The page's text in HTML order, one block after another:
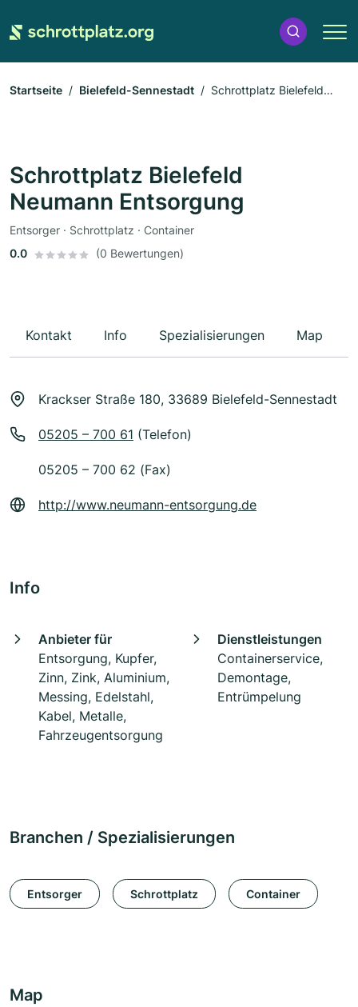
Startseite Bielefeld-Sennestadt
Schrottplatz Bielefeld
Schrottplatz Bielefeld
Neumann Entsorgung
Entsorger · Schrottplatz · Container
0.0
(0 Bewertungen)
Kontakt Info Spezialisierungen Map
Krackser Straße 180, 33689 Bielefeld-Sennestadt
05205 – 700 61 (Telefon)
05205 – 700 62 (Fax)
http://www.neumann-entsorgung.de
Info
Anbieter für
Entsorgung, Kupfer,
Zinn, Zink, Aluminium,
Messing, Edelstahl,
Kabel, Metalle,
Fahrzeugentsorgung
Dienstleistungen
Containerservice,
Demontage,
Entrümpelung
Branchen / Spezialisierungen
Entsorger Schrottplatz Container
Map